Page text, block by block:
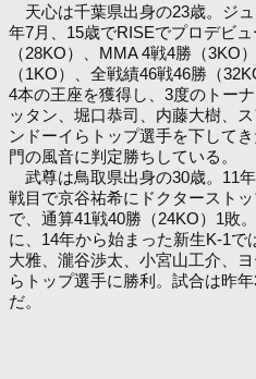
天心は千葉県出身の23歳。ジ
年7月、15歳でRISEでプロデビ
（28KO）、MMA 4戦4勝（3KO
（1KO）、全戦績46戦46勝（
4本の王座を獲得し、3度のトー
ッタン、堀口恭司、内藤大樹、
ンドーイらトップ選手を下して
門の風音に判定勝ちしている。
武尊は鳥取県出身の30歳。11
戦目で京谷祐希にドクタースト
で、通算41戦40勝（24KO）1敗
に、14年から始まった新生K-1
大雅、瀧谷渉太、小宮山工介、
らトップ選手に勝利。試合は昨
だ。